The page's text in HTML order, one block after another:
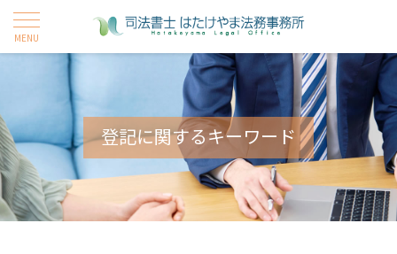
登記に関するキーワード